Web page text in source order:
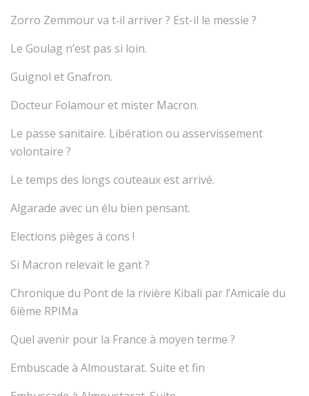
Zorro Zemmour va t‑il arriver ? Est-il le messie ?
Le Goulag n’est pas si loin.
Guignol et Gnafron.
Docteur Folamour et mister Macron.
Le passe sanitaire. Libération ou asservissement
volontaire ?
Le temps des longs couteaux est arrivé.
Algarade avec un élu bien pensant.
Elections pièges à cons !
Si Macron relevait le gant ?
Chronique du Pont de la rivière Kibali par l’Amicale du
6ième RPIMa
Quel avenir pour la France à moyen terme ?
Embuscade à Almoustarat. Suite et fin